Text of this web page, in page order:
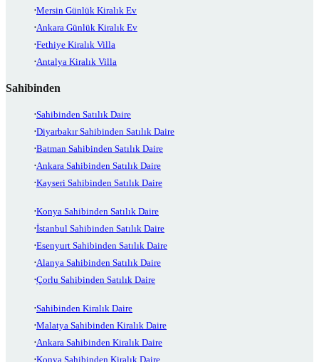
Mersin Günlük Kiralık Ev
Ankara Günlük Kiralık Ev
Fethiye Kiralık Villa
Antalya Kiralık Villa
Sahibinden
Sahibinden Satılık Daire
Diyarbakır Sahibinden Satılık Daire
Batman Sahibinden Satılık Daire
Ankara Sahibinden Satılık Daire
Kayseri Sahibinden Satılık Daire
Konya Sahibinden Satılık Daire
İstanbul Sahibinden Satılık Daire
Esenyurt Sahibinden Satılık Daire
Alanya Sahibinden Satılık Daire
Çorlu Sahibinden Satılık Daire
Sahibinden Kiralık Daire
Malatya Sahibinden Kiralık Daire
Ankara Sahibinden Kiralık Daire
Konya Sahibinden Kiralık Daire